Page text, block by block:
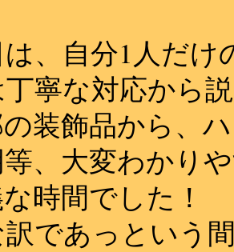
、自分1人だ
寧な対応から
装飾品から、
、大変わかり
時間でした！
であっという